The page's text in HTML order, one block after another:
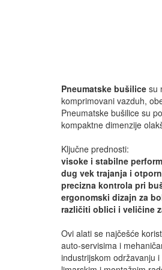
Pneumatske bušilice su
komprimovani vazduh,
Pneumatske bušilice su
kompaktne dimenzije
Ključne prednosti:
visoke i stabilne
dug vek trajanja i
precizna kontrola pri
ergonomski dizajn za
različiti oblici i veličine
Ovi alati se najčešće
auto-servisima i
industrijskom održavanju